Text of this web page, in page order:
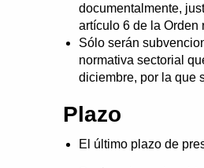
documentalmente,
artículo 6 de la Orden
Sólo serán
normativa sectorial
diciembre, por la que
Plazo
El último plazo de